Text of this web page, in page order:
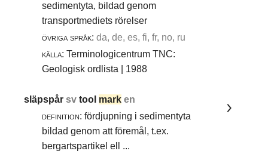
sedimentyta, bildad genom
transportmediets rörelser
övriga språk: da, de, es, fi, fr, no, ru
källa: Terminologicentrum TNC:
Geologisk ordlista | 1988
släpspårsvtool mark en
definition: fördjupning i sedimentyta
bildad genom att föremål, t.ex.
bergartspartikel ell ...